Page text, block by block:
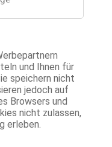
und Ihnen für
speichern nicht
jedoch auf
Browsers und
nicht zulassen,
erleben.